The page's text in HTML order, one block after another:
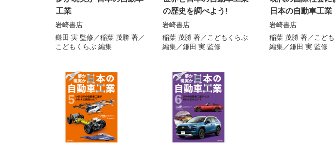
工業
岩崎書店
鎌田 実 監修／稲葉 茂勝 著／
こどもくらぶ 編集
の歴史を調べよう!
岩崎書店
稲葉 茂勝 著／ こどもくらぶ
編集／鎌田 実 監修
日本の自動車工業
岩崎書店
稲葉 茂勝 著／ こど
編集／鎌田 実 監修